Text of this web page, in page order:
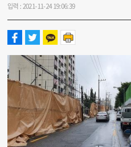
입력 : 2021-11-24 19:06:39